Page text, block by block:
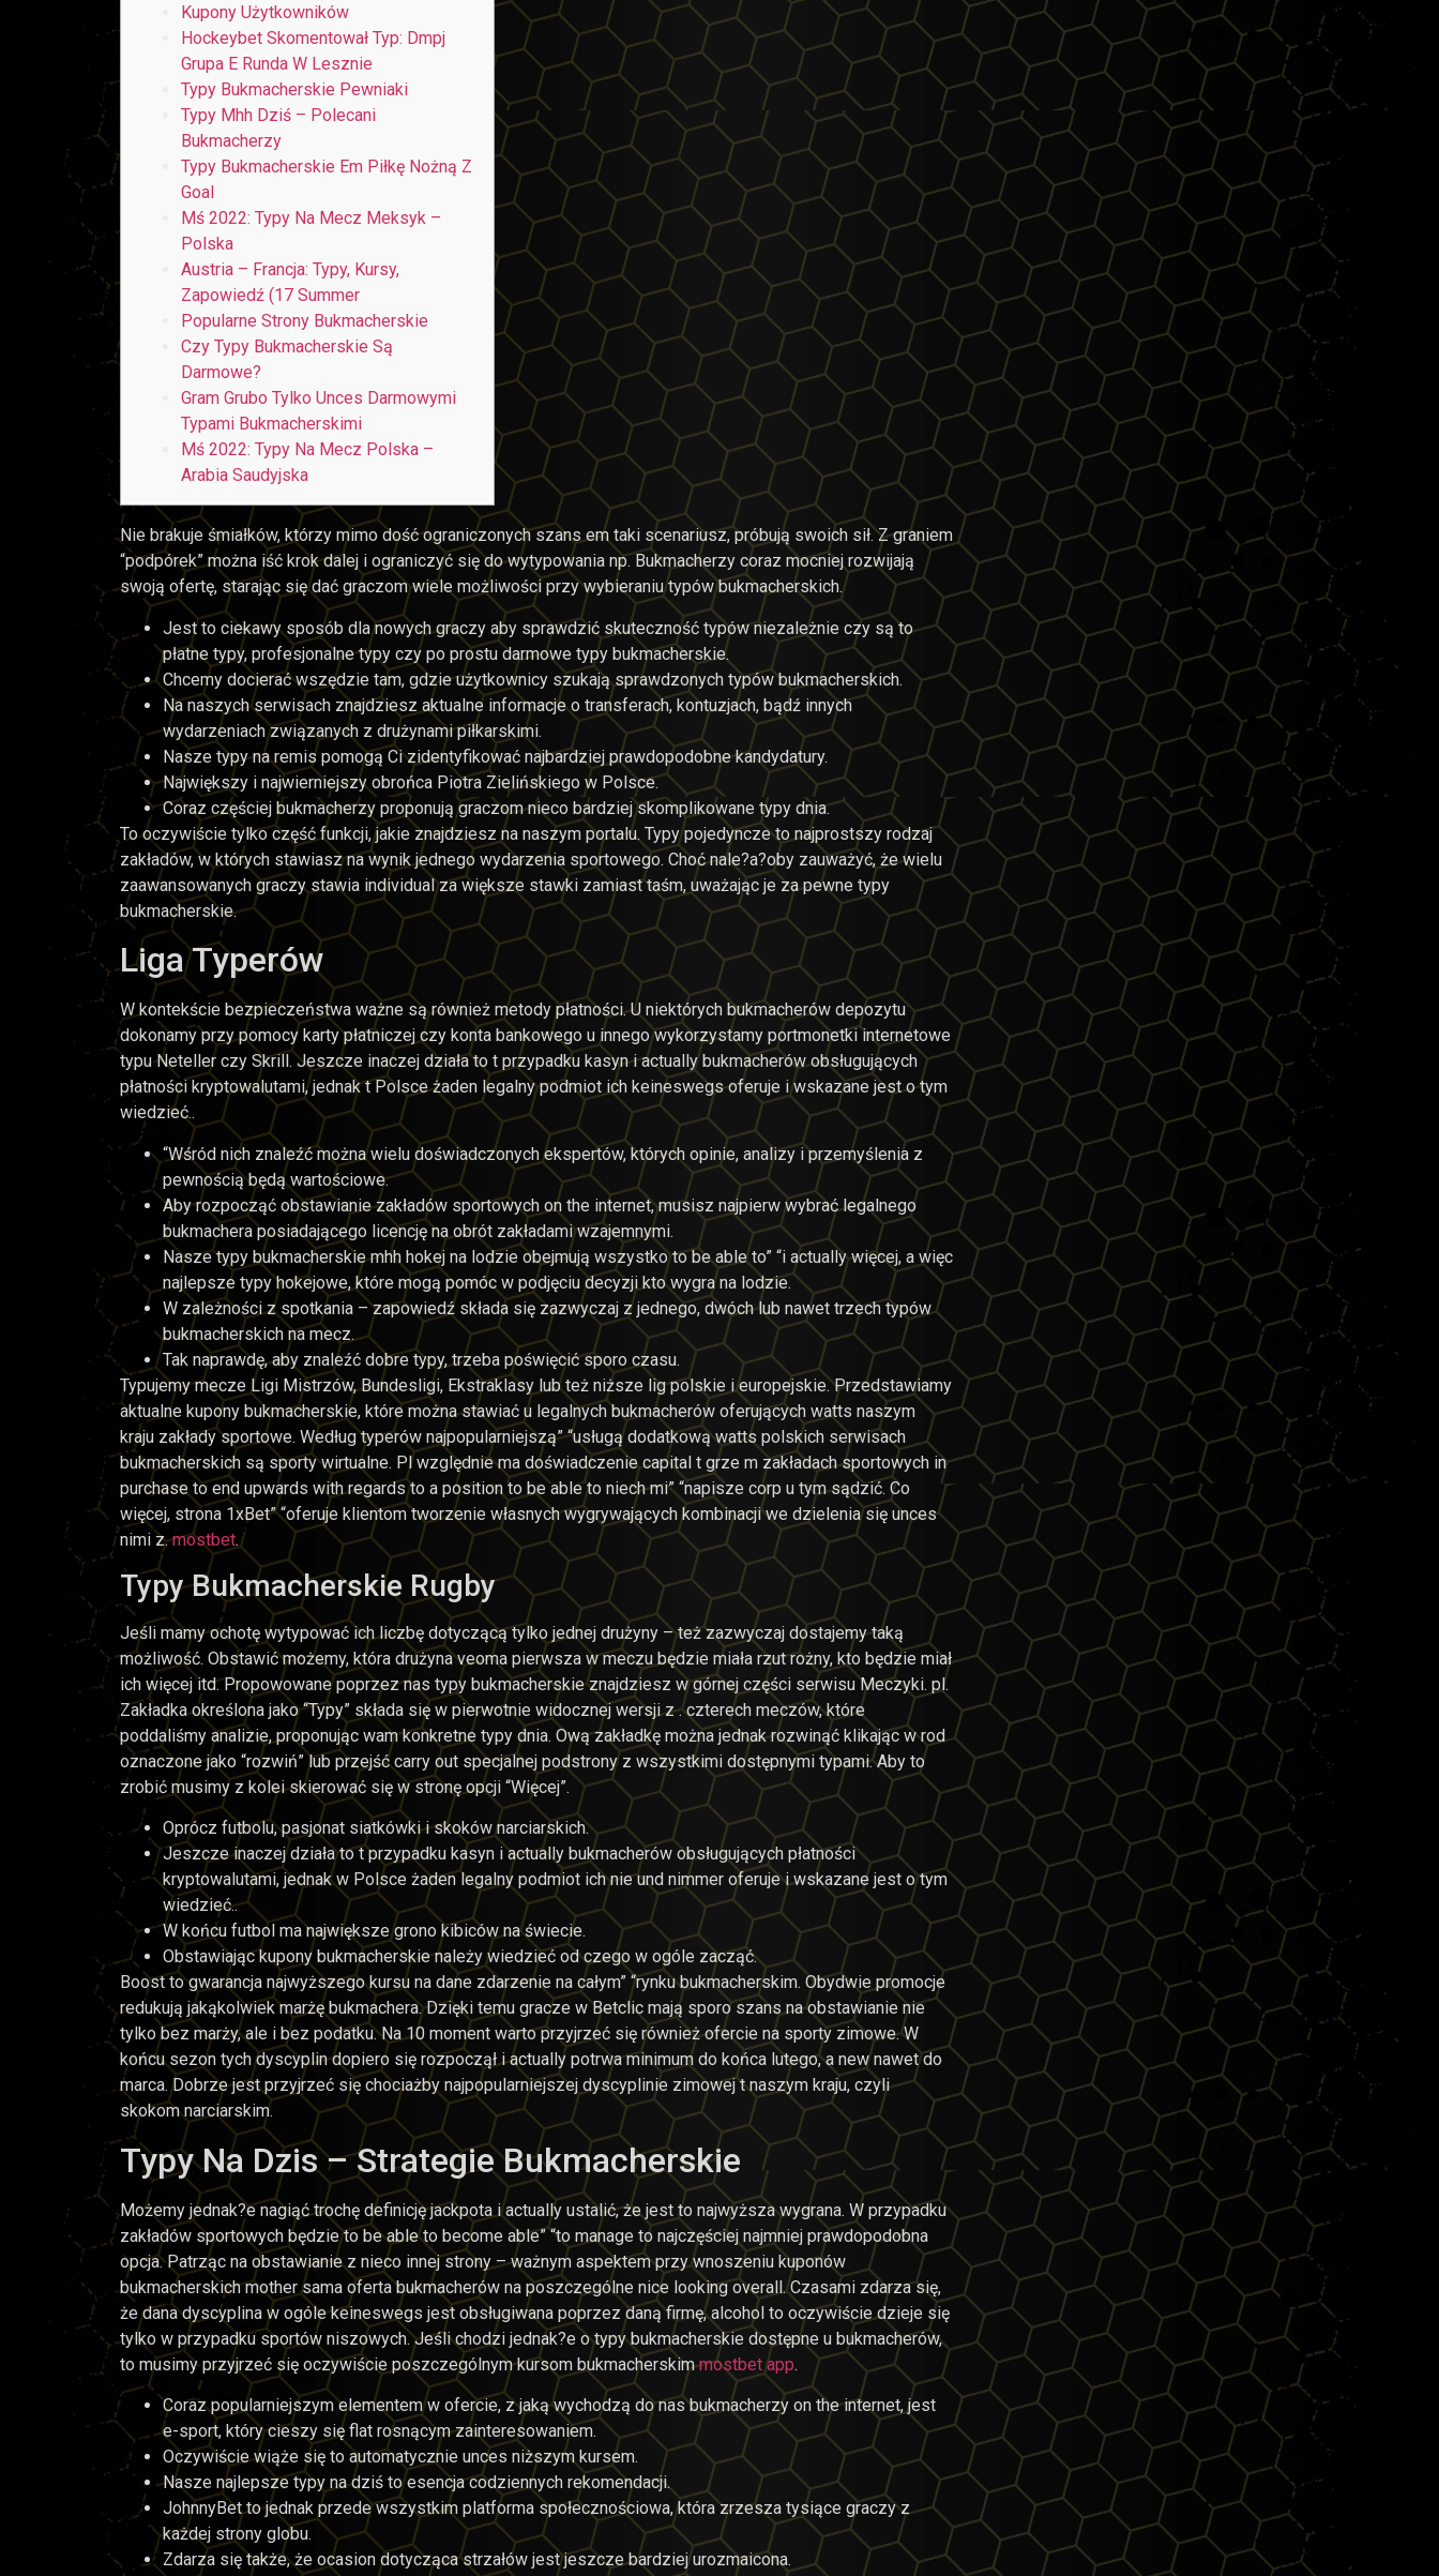
Kupony Użytkowników
Hockeybet Skomentował Typ: Dmpj
Grupa E Runda W Lesznie
Typy Bukmacherskie Pewniaki
Typy Mhh Dziś – Polecani
Bukmacherzy
Typy Bukmacherskie Em Piłkę Nożną Z
Goal
Mś 2022: Typy Na Mecz Meksyk –
Polska
Austria – Francja: Typy, Kursy,
Zapowiedź (17 Summer
Popularne Strony Bukmacherskie
Czy Typy Bukmacherskie Są
Darmowe?
Gram Grubo Tylko Unces Darmowymi
Typami Bukmacherskimi
Mś 2022: Typy Na Mecz Polska –
Arabia Saudyjska
Nie brakuje śmiałków, którzy mimo dość ograniczonych szans em taki scenariusz, próbują swoich sił. Z graniem
“podpórek” można iść krok dalej i ograniczyć się do wytypowania np. Bukmacherzy coraz mocniej rozwijają
swoją ofertę, starając się dać graczom wiele możliwości przy wybieraniu typów bukmacherskich.
Jest to ciekawy sposób dla nowych graczy aby sprawdzić skuteczność typów niezależnie czy są to
płatne typy, profesjonalne typy czy po prostu darmowe typy bukmacherskie.
Chcemy docierać wszędzie tam, gdzie użytkownicy szukają sprawdzonych typów bukmacherskich.
Na naszych serwisach znajdziesz aktualne informacje o transferach, kontuzjach, bądź innych
wydarzeniach związanych z drużynami piłkarskimi.
Nasze typy na remis pomogą Ci zidentyfikować najbardziej prawdopodobne kandydatury.
Największy i najwierniejszy obrońca Piotra Zielińskiego w Polsce.
Coraz częściej bukmacherzy proponują graczom nieco bardziej skomplikowane typy dnia.
To oczywiście tylko część funkcji, jakie znajdziesz na naszym portalu. Typy pojedyncze to najprostszy rodzaj
zakładów, w których stawiasz na wynik jednego wydarzenia sportowego. Choć nale?a?oby zauważyć, że wielu
zaawansowanych graczy stawia individual za większe stawki zamiast taśm, uważając je za pewne typy
bukmacherskie.
Liga Typerów
W kontekście bezpieczeństwa ważne są również metody płatności. U niektórych bukmacherów depozytu
dokonamy przy pomocy karty płatniczej czy konta bankowego u innego wykorzystamy portmonetki internetowe
typu Neteller czy Skrill. Jeszcze inaczej działa to t przypadku kasyn i actually bukmacherów obsługujących
płatności kryptowalutami, jednak t Polsce żaden legalny podmiot ich keineswegs oferuje i wskazane jest o tym
wiedzieć..
“Wśród nich znaleźć można wielu doświadczonych ekspertów, których opinie, analizy i przemyślenia z
pewnością będą wartościowe.
Aby rozpocząć obstawianie zakładów sportowych on the internet, musisz najpierw wybrać legalnego
bukmachera posiadającego licencję na obrót zakładami wzajemnymi.
Nasze typy bukmacherskie mhh hokej na lodzie obejmują wszystko to be able to” “i actually więcej, a więc
najlepsze typy hokejowe, które mogą pomóc w podjęciu decyzji kto wygra na lodzie.
W zależności z spotkania – zapowiedź składa się zazwyczaj z jednego, dwóch lub nawet trzech typów
bukmacherskich na mecz.
Tak naprawdę, aby znaleźć dobre typy, trzeba poświęcić sporo czasu.
Typujemy mecze Ligi Mistrzów, Bundesligi, Ekstraklasy lub też niższe lig polskie i europejskie. Przedstawiamy
aktualne kupony bukmacherskie, które można stawiać u legalnych bukmacherów oferujących watts naszym
kraju zakłady sportowe. Według typerów najpopularniejszą” “usługą dodatkową watts polskich serwisach
bukmacherskich są sporty wirtualne. Pl względnie ma doświadczenie capital t grze m zakładach sportowych in
purchase to end upwards with regards to a position to be able to niech mi” “napisze corp u tym sądzić. Co
więcej, strona 1xBet” “oferuje klientom tworzenie własnych wygrywających kombinacji we dzielenia się unces
nimi z.mostbet.
Typy Bukmacherskie Rugby
Jeśli mamy ochotę wytypować ich liczbę dotyczącą tylko jednej drużyny – też zazwyczaj dostajemy taką
możliwość. Obstawić możemy, która drużyna veoma pierwsza w meczu będzie miała rzut rożny, kto będzie miał
ich więcej itd. Propowowane poprzez nas typy bukmacherskie znajdziesz w górnej części serwisu Meczyki. pl.
Zakładka określona jako “Typy” składa się w pierwotnie widocznej wersji z . czterech meczów, które
poddaliśmy analizie, proponując wam konkretne typy dnia. Ową zakładkę można jednak rozwinąć klikając w rod
oznaczone jako “rozwiń” lub przejść carry out specjalnej podstrony z wszystkimi dostępnymi typami. Aby to
zrobić musimy z kolei skierować się w stronę opcji “Więcej”.
Oprócz futbolu, pasjonat siatkówki i skoków narciarskich.
Jeszcze inaczej działa to t przypadku kasyn i actually bukmacherów obsługujących płatności
kryptowalutami, jednak w Polsce żaden legalny podmiot ich nie und nimmer oferuje i wskazane jest o tym
wiedzieć..
W końcu futbol ma największe grono kibiców na świecie.
Obstawiając kupony bukmacherskie należy wiedzieć od czego w ogóle zacząć.
Boost to gwarancja najwyższego kursu na dane zdarzenie na całym” “rynku bukmacherskim. Obydwie promocje
redukują jakąkolwiek marżę bukmachera. Dzięki temu gracze w Betclic mają sporo szans na obstawianie nie
tylko bez marży, ale i bez podatku. Na 10 moment warto przyjrzeć się również ofercie na sporty zimowe. W
końcu sezon tych dyscyplin dopiero się rozpoczął i actually potrwa minimum do końca lutego, a new nawet do
marca. Dobrze jest przyjrzeć się chociażby najpopularniejszej dyscyplinie zimowej t naszym kraju, czyli
skokom narciarskim.
Typy Na Dzis – Strategie Bukmacherskie
Możemy jednak?e nagiąć trochę definicję jackpota i actually ustalić, że jest to najwyższa wygrana. W przypadku
zakładów sportowych będzie to be able to become able” “to manage to najczęściej najmniej prawdopodobna
opcja. Patrząc na obstawianie z nieco innej strony – ważnym aspektem przy wnoszeniu kuponów
bukmacherskich mother sama oferta bukmacherów na poszczególne nice looking overall. Czasami zdarza się,
że dana dyscyplina w ogóle keineswegs jest obsługiwana poprzez daną firmę, alcohol to oczywiście dzieje się
tylko w przypadku sportów niszowych. Jeśli chodzi jednak?e o typy bukmacherskie dostępne u bukmacherów,
to musimy przyjrzeć się oczywiście poszczególnym kursom bukmacherskimmostbet app.
Coraz popularniejszym elementem w ofercie, z jaką wychodzą do nas bukmacherzy on the internet, jest
e-sport, który cieszy się flat rosnącym zainteresowaniem.
Oczywiście wiąże się to automatycznie unces niższym kursem.
Nasze najlepsze typy na dziś to esencja codziennych rekomendacji.
JohnnyBet to jednak przede wszystkim platforma społecznościowa, która zrzesza tysiące graczy z
każdej strony globu.
Zdarza się także, że ocasion dotycząca strzałów jest jeszcze bardziej urozmaicona.